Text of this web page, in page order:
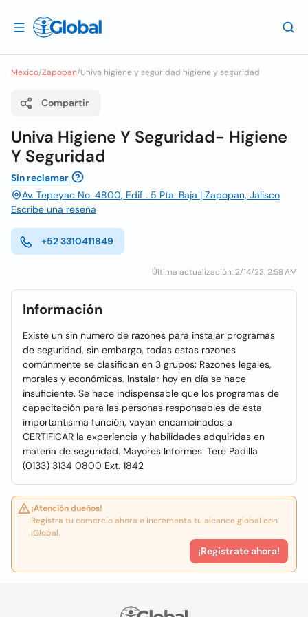
Mexico/Zapopan/Univa higiene y seguridad higiene y seguridad
Compartir
Univa Higiene Y Seguridad- Higiene
Y Seguridad
Sin reclamar
Av. Tepeyac No. 4800, Edif . 5 Pta. Baja | Zapopan, Jalisco
Escribe una reseña
+52 3310411849
Última actualización: 2/14/23, 2:58 AM
Información
Existe un sin numero de razones para instalar programas
de seguridad, sin embargo, todas estas razones
comúnmente se clasifican en 3 grupos: Razones legales,
morales y económicas. Instalar hoy en día se hace
insuficiente. Se hace indispensable que los programas de
capacitación para las personas responsables de esta
importantisima función, vayan encamoinados a
CERTIFICAR la experiencia y habilidades adquiridas en
materia de seguridad. Mayores Informes: Tere Padilla
(0133) 3134 0800 Ext. 1842
¡Atención dueños!
Registra tu comercio ahora e incrementa tu alcance global con
iGlobal.
¡Registrate ahora!